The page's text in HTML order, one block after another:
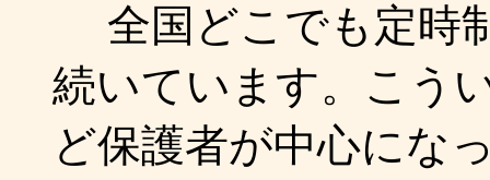
全国どこでも定時
続いています。こう
ど保護者が中心にな